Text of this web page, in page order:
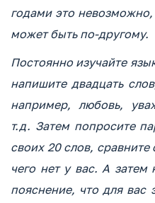
годами это
может быть по-другому.
Постоянно изучайте
напишите двадцать
например, любовь,
т.д. Затем попросите
своих 20 слов, сравните
чего нет у вас. А затем
пояснение, что для вас